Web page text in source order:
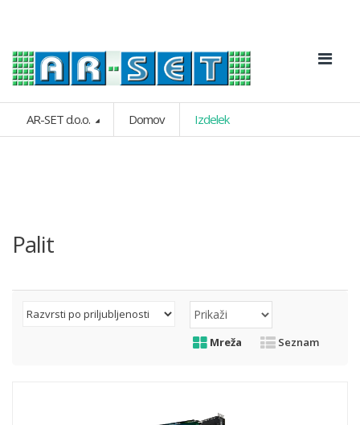
AR-SET d.o.o. Domov Izdelek
Palit
Mreža Seznam